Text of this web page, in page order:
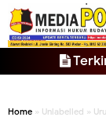
Home » Unlabelled »